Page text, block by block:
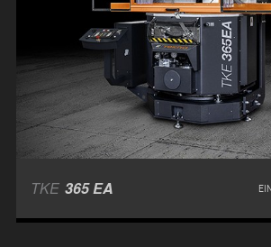
TKE 365 EA